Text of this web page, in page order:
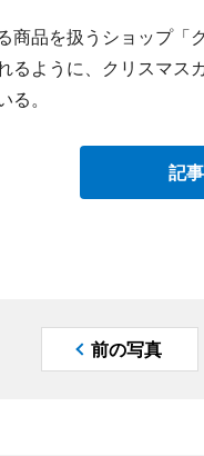
商品を扱うショップ「
るように、クリスマ
。
記
前の写真